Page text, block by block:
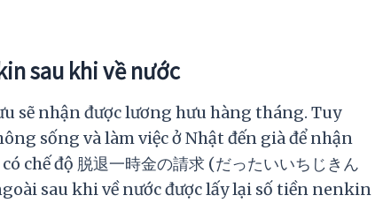
sau khi về nước
sẽ nhận được lương hưu hàng tháng. Tuy
sống và làm việc ở Nhật đến già để nhận
chế độ 脱退一時金の請求 (だったいいちじきん
sau khi về nước được lấy lại số tiền nenkin